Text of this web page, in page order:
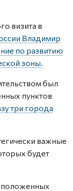
визита в
Владимир
по развитию
зоны.
был
пунктов
три города
важные
будет